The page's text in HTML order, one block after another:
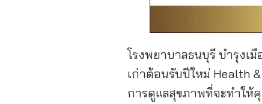
โรงพยาบาลธนบุรี บำรุงเ
เก่าต้อนรับปีใหม่ Health
การดูแลสุขภาพที่จะทำให้